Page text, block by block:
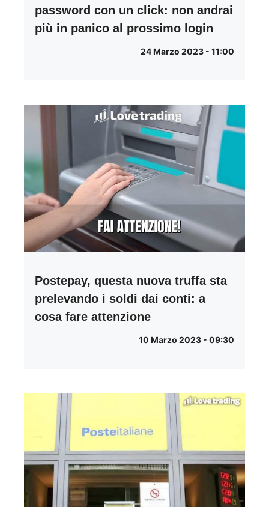
password con un click: non andrai
più in panico al prossimo login
24 Marzo 2023 - 11:00
Postepay, questa nuova truffa sta
prelevando i soldi dai conti: a
cosa fare attenzione
10 Marzo 2023 - 09:30